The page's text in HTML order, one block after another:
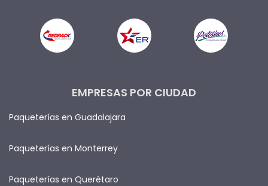
EMPRESAS POR CIUDAD
Paqueterías en Guadalajara
Paqueterías en Monterrey
Paqueterías en Querétaro